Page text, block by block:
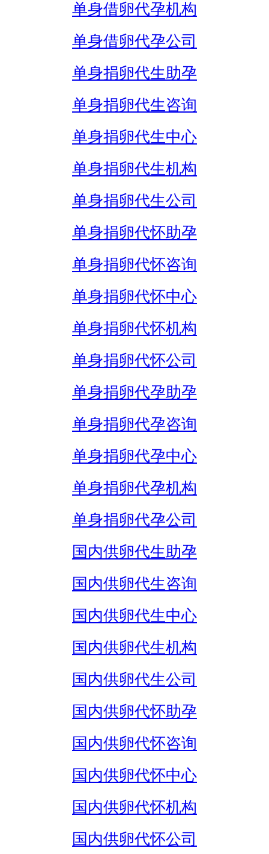
单身借卵代孕机构
单身借卵代孕公司
单身捐卵代生助孕
单身捐卵代生咨询
单身捐卵代生中心
单身捐卵代生机构
单身捐卵代生公司
单身捐卵代怀助孕
单身捐卵代怀咨询
单身捐卵代怀中心
单身捐卵代怀机构
单身捐卵代怀公司
单身捐卵代孕助孕
单身捐卵代孕咨询
单身捐卵代孕中心
单身捐卵代孕机构
单身捐卵代孕公司
国内供卵代生助孕
国内供卵代生咨询
国内供卵代生中心
国内供卵代生机构
国内供卵代生公司
国内供卵代怀助孕
国内供卵代怀咨询
国内供卵代怀中心
国内供卵代怀机构
国内供卵代怀公司